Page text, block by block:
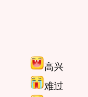
高兴
难过